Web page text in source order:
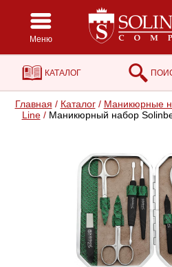
Меню
КАТАЛОГ
Главная / Каталог / Маникюрные
Line /Маникюрный набор